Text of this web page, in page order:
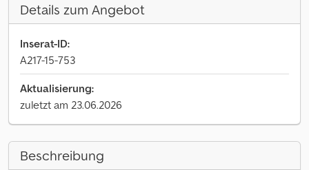
Details zum Angebot
Inserat-ID:
A217-15-753
Aktualisierung:
zuletzt am 23.06.2026
Beschreibung